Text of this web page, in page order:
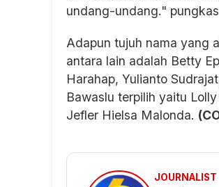
undang-undang."
Adapun tujuh nama yang
antara lain adalah Betty
Harahap, Yulianto
Bawaslu terpilih yaitu
Jefler Hielsa Malonda.
JOURNALIST